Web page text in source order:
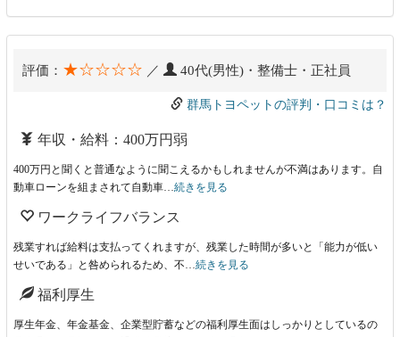
評価： ★☆☆☆☆ ／ 40代(男性)・整備士・正社員
群馬トヨペットの評判・口コミは？
年収・給料：400万円弱
400万円と聞くと普通なように聞こえるかもしれませんが不満はあります。自
動車ローンを組まされて自動車… 続きを見る
ワークライフバランス
残業すれば給料は支払ってくれますが、残業した時間が多いと「能力が低い
せいである」と咎められるため、不… 続きを見る
福利厚生
厚生年金、年金基金、企業型貯蓄などの福利厚生面はしっかりとしているの